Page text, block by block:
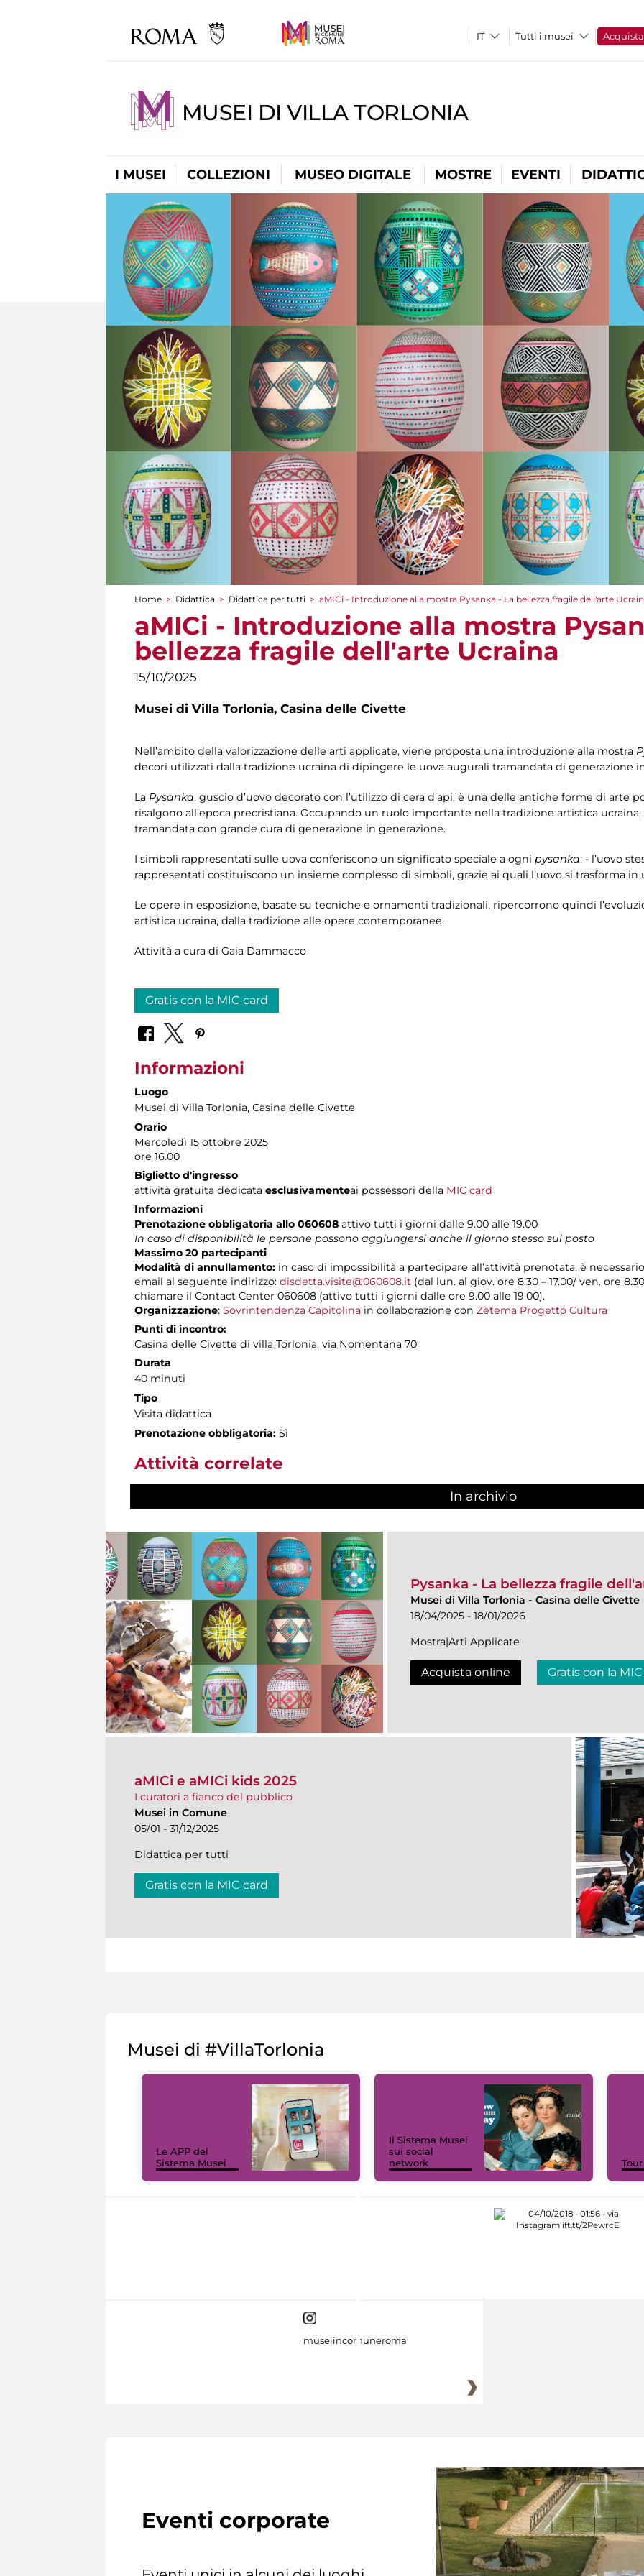
Tutti i musei Acquista
MUSEI DI VILLA TORLONIA
I MUSEI COLLEZIONI MUSEO DIGITALE MOSTRE EVENTI
Tu sei qui
Home > Didattica > Didattica per tutti > aMICi - Introduzione alla mostra Pysanka - La bellezza fragile dell'arte
aMICi - Introduzione alla mostra
bellezza fragile dell'arte Ucraina
15/10/2025
Musei di Villa Torlonia, Casina delle Civette
Nell’ambito della valorizzazione delle arti applicate, viene proposta una introduzione alla mostra
decori utilizzati dalla tradizione ucraina di dipingere le uova augurali tramandata di generazione
La Pysanka, guscio d’uovo decorato con l’utilizzo di cera d’api, è una delle antiche forme di arte
risalgono all’epoca precristiana. Occupando un ruolo importante nella tradizione artistica ucraina,
tramandata con grande cura di generazione in generazione.
I simboli rappresentati sulle uova conferiscono un significato speciale a ogni pysanka: - l’uovo
rappresentati costituiscono un insieme complesso di simboli, grazie ai quali l’uovo si trasforma
Le opere in esposizione, basate su tecniche e ornamenti tradizionali, ripercorrono quindi
artistica ucraina, dalla tradizione alle opere contemporanee.
Attività a cura di Gaia Dammacco
Gratis con la MIC card
Informazioni
Luogo
Musei di Villa Torlonia, Casina delle Civette
Orario
Mercoledì 15 ottobre 2025
ore 16.00
Biglietto d'ingresso
attività gratuita dedicata esclusivamenteai possessori della MIC card
Informazioni
Prenotazione obbligatoria allo 060608 attivo tutti i giorni dalle 9.00 alle 19.00
In caso di disponibilità le persone possono aggiungersi anche il giorno stesso sul posto
Massimo 20 partecipanti
Modalità di annullamento: in caso di impossibilità a partecipare all’attività prenotata, è
email al seguente indirizzo: disdetta.visite@060608.it (dal lun. al giov. ore 8.30 – 17.00/ ven. ore
chiamare il Contact Center 060608 (attivo tutti i giorni dalle ore 9.00 alle 19.00).
Organizzazione: Sovrintendenza Capitolina in collaborazione con Zètema Progetto Cultura
Punti di incontro:
Casina delle Civette di villa Torlonia, via Nomentana 70
Durata
40 minuti
Tipo
Visita didattica
Prenotazione obbligatoria: Sì
Attività correlate
In archivio
Pysanka - La bellezza fragile
Musei di Villa Torlonia - Casina delle Civette
18/04/2025 - 18/01/2026
Mostra|Arti Applicate
Acquista online Gratis con la
aMICi e aMICi kids 2025
I curatori a fianco del pubblico
Musei in Comune
05/01 - 31/12/2025
Didattica per tutti
Gratis con la MIC card
Musei di #VillaTorlonia
Le APP del
Sistema Musei
Il Sistema Musei
sui social
network
museiincomuneroma
Eventi corporate